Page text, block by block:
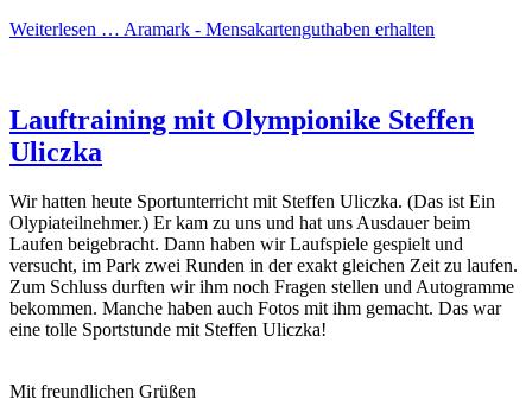
Weiterlesen … Aramark - Mensakartenguthaben erhalten
Lauftraining mit Olympionike Steffen
Uliczka
Wir hatten heute Sportunterricht mit Steffen Uliczka. (Das ist Ein
Olypiateilnehmer.) Er kam zu uns und hat uns Ausdauer beim
Laufen beigebracht. Dann haben wir Laufspiele gespielt und
versucht, im Park zwei Runden in der exakt gleichen Zeit zu laufen.
Zum Schluss durften wir ihm noch Fragen stellen und Autogramme
bekommen. Manche haben auch Fotos mit ihm gemacht. Das war
eine tolle Sportstunde mit Steffen Uliczka!
Mit freundlichen Grüßen